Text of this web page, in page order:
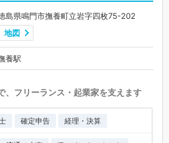
島県鳴門市撫養町立岩字四枚75-202
地図
養駅
、フリーランス・起業家を支えます
確定申告 経理・決算